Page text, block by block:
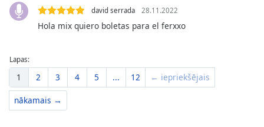
david serrada 28.11.2022
Hola mix quiero boletas para el ferxxo
Lapas:
1 2 3 4 5 ... 12 ← iepriekšējais
nākamais →